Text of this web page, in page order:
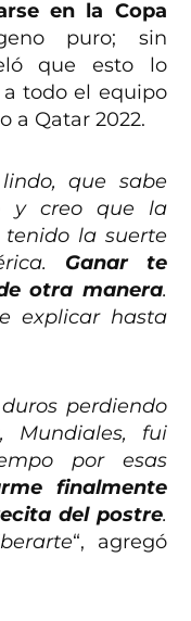
en la Copa
puro; sin
que esto lo
todo el equipo
a Qatar 2022.
que sabe
y creo que la
la suerte
Ganar te
otra manera.
explicar hasta
perdiendo
Mundiales, fui
por esas
finalmente
del postre.
“, agregó